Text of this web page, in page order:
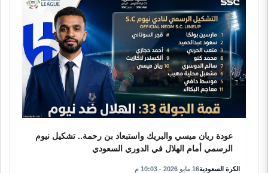
عودة ريان ميسي والبريك واستبعاد بن رحمة.. تشكيل نيوم
الرسمي أمام الهلال في الدوري السعودي
الكرة السعودية16 مايو 2026 - 10:03 م